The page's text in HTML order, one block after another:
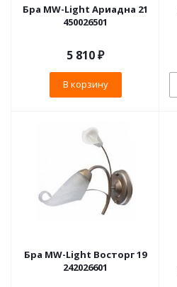
Бра MW-Light Ариадна 21
450026501
5 810₽
В корзину
Бра MW-Light Восторг 19
242026601